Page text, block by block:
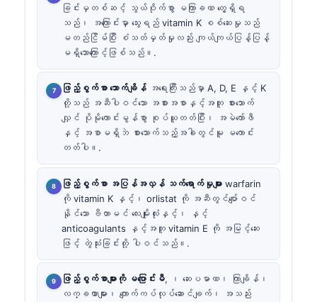
ခြင်းမှတစ်ဆင့် သွယ်ဝိုက်စွာ မကြာခဏ တွေ့ရှိရ
သည်၊ အကြောင်းမှာ သွေးရည် vitamin K စစ်ဆေးမှုသည်
မတည်ငြိမ်ပြီး စံသတ်မှတ်မှုလည်း ကျယ်ကျယ်ပြန့်ပြန့်
မရှိသောကြောင့်ဖြစ်သည်။.
ဖြည့်စွက်စာ သောက်ချိန် အရေးကြီးသည်မှာ A, D, E နှင့် K
တို့သည် အဆီပါဝင်သော အစားအစာနှင့်အတူ စားသောက်
လျှင် ပိုမိုကောင်းမွန်စွာ စုပ်ယူတတ်ပြီး၊ အမဲကော်ဖီ
နှင့် အစာမရှိဘဲ စားသောက်သည့်အခါတွင်မူ မကောင်း
တတ်ပါ။.
ဖြည့်စွက်စာ အပြန်အလှန် သက်ရောက်မှုများ warfarin
ကို vitamin K နှင့်၊ orlistat ကို အဆီတွင်ပျော်ဝင်
နိုင်သော ဗီတာမင် လေးမျိုးလုံးနှင့်၊ နှင့်
anticoagulants နှင့်အတူ vitamin E ကို အမြင့်ဆေး
ဖြင့် တွဲသုံးခြင်းတို့ ပါဝင်သည်။.
ဖြည့်စွက်စာများကို မပြောင်းမီ, ၊ ဆေးပမာဏ၊ ကြာချိန်၊
လက္ခဏာများ၊ ကျောက်ကပ်လုပ်ဆောင်ချက်၊ အသည်း